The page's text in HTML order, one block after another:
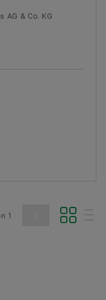
AG & Co. KG
1